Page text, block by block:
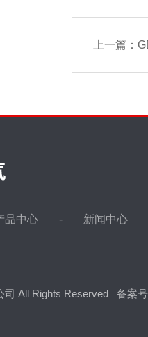
上一篇：
品中心 新闻中心
司 All Rights Reserved 备案